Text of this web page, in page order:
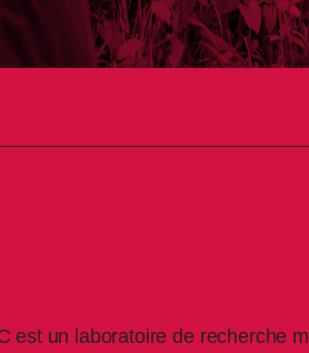
est un laboratoire de recherche